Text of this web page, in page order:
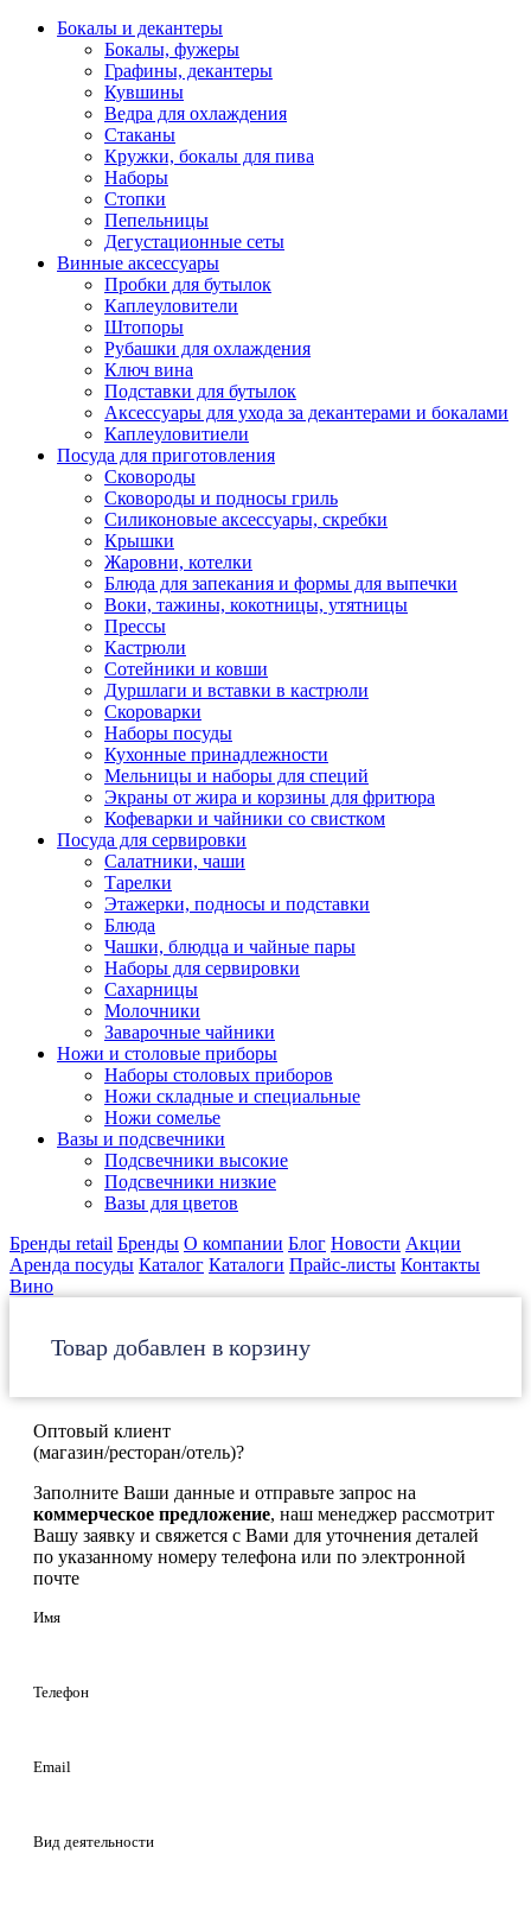
Бокалы и декантеры
Бокалы, фужеры
Графины, декантеры
Кувшины
Ведра для охлаждения
Стаканы
Кружки, бокалы для пива
Наборы
Стопки
Пепельницы
Дегустационные сеты
Винные аксессуары
Пробки для бутылок
Каплеуловители
Штопоры
Рубашки для охлаждения
Ключ вина
Подставки для бутылок
Аксессуары для ухода за декантерами и бокалами
Каплеуловитиели
Посуда для приготовления
Сковороды
Сковороды и подносы гриль
Силиконовые аксессуары, скребки
Крышки
Жаровни, котелки
Блюда для запекания и формы для выпечки
Воки, тажины, кокотницы, утятницы
Прессы
Кастрюли
Сотейники и ковши
Дуршлаги и вставки в кастрюли
Скороварки
Наборы посуды
Кухонные принадлежности
Мельницы и наборы для специй
Экраны от жира и корзины для фритюра
Кофеварки и чайники со свистком
Посуда для сервировки
Салатники, чаши
Тарелки
Этажерки, подносы и подставки
Блюда
Чашки, блюдца и чайные пары
Наборы для сервировки
Сахарницы
Молочники
Заварочные чайники
Ножи и столовые приборы
Наборы столовых приборов
Ножи складные и специальные
Ножи сомелье
Вазы и подсвечники
Подсвечники высокие
Подсвечники низкие
Вазы для цветов
Бренды retail Бренды О компании Блог Новости Акции
Аренда посуды Каталог Каталоги Прайс-листы Контакты
Вино
Товар добавлен в корзину
Оптовый клиент
(магазин/ресторан/отель)?
Заполните Ваши данные и отправьте запрос на
коммерческое предложение, наш менеджер рассмотрит
Вашу заявку и свяжется с Вами для уточнения деталей
по указанному номеру телефона или по электронной
почте
Имя
Телефон
Email
Вид деятельности